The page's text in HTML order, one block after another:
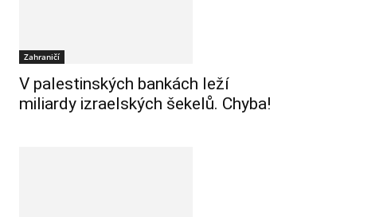
Zahraničí
V palestinských bankách leží
miliardy izraelských šekelů. Chyba!